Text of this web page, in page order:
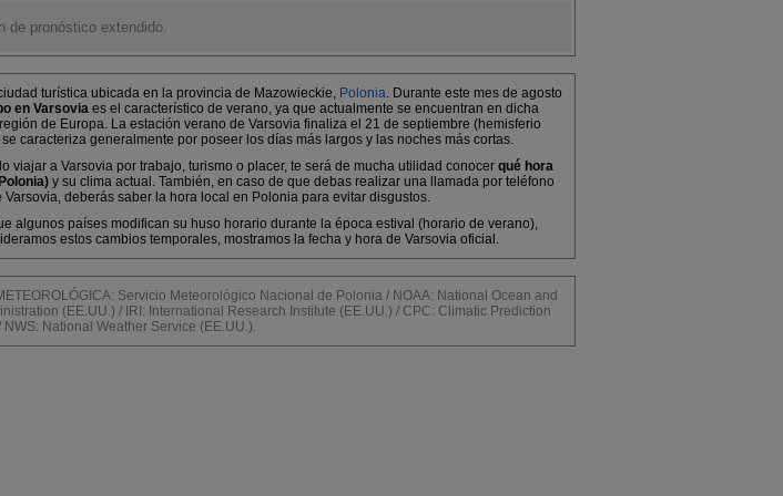
de pronóstico extendido.
turística ubicada en la provincia de Mazowieckie, Polonia. Durante este mes de agosto
en Varsovia es el característico de verano, ya que actualmente se encuentran en dicha
de Europa. La estación verano de Varsovia finaliza el 21 de septiembre (hemisferio
caracteriza generalmente por poseer los días más largos y las noches más cortas.
viajar a Varsovia por trabajo, turismo o placer, te será de mucha utilidad conocer qué hora
y su clima actual. También, en caso de que debas realizar una llamada por teléfono
Varsovia, deberás saber la hora local en Polonia para evitar disgustos.
algunos países modifican su huso horario durante la época estival (horario de verano),
estos cambios temporales, mostramos la fecha y hora de Varsovia oficial.
Servicio Meteorológico Nacional de Polonia / NOAA: National Ocean and
(EE.UU.) / IRI: International Research Institute (EE.UU.) / CPC: Climatic Prediction
NWS: National Weather Service (EE.UU.).